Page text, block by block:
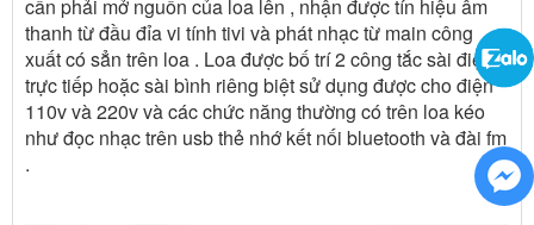
cần phải mở nguồn của loa lên , nhận được tín hiệu âm
thanh từ đầu đỉa vi tính tivi và phát nhạc từ main công
xuất có sẳn trên loa . Loa được bố trí 2 công tắc sài điện
trực tiếp hoặc sài bình riêng biệt sử dụng được cho điện
110v và 220v và các chức năng thường có trên loa kéo
như đọc nhạc trên usb thẻ nhớ kết nối bluetooth và đài fm
.